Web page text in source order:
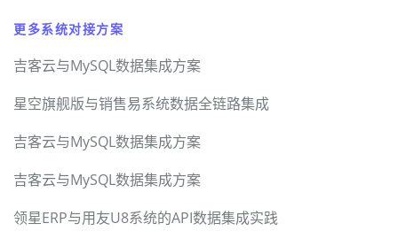
更多系统对接方案
吉客云与MySQL数据集成方案
星空旗舰版与销售易系统数据全链路集成
吉客云与MySQL数据集成方案
吉客云与MySQL数据集成方案
领星ERP与用友U8系统的API数据集成实践